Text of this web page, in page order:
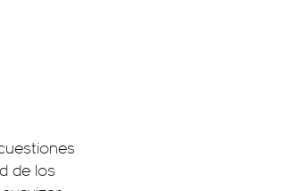
de los